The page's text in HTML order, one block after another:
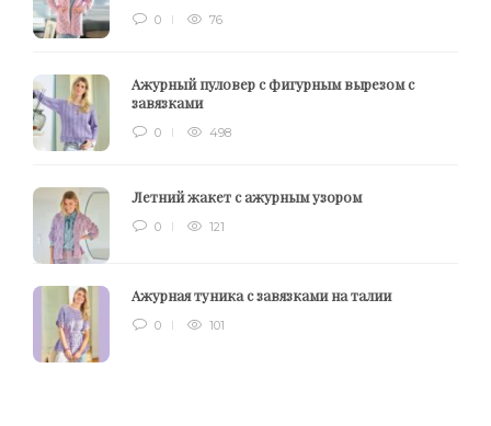
0 76
Ажурный пуловер с фигурным вырезом с
завязками
0 498
Летний жакет с ажурным узором
0 121
Ажурная туника с завязками на талии
0 101